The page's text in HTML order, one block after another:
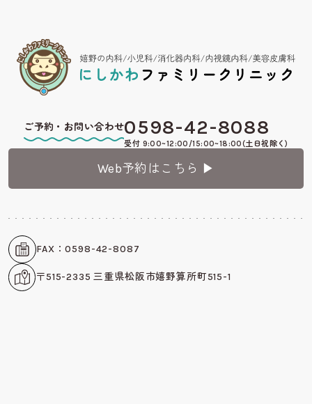
ご予約・お問い合わせ0598-42-8088
受付 9:00~12:00/15:00~18:00(土日祝除く)
Web予約はこちら ▶︎
FAX：0598-42-8087
〒515-2335 三重県松阪市嬉野算所町515-1